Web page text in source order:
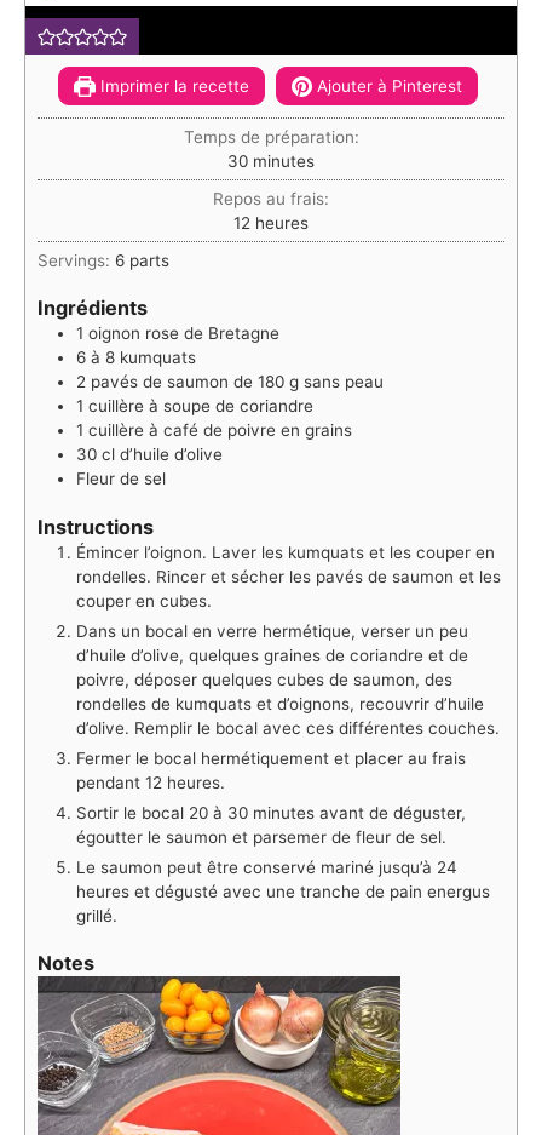
Imprimer la recette Ajouter à Pinterest
Temps de préparation:
30minutes
minutes
Repos au frais:
12 heures
heures
Servings: 6 parts
Ingrédients
1 oignon rose de Bretagne
6 à 8 kumquats
2 pavés de saumon de 180 g sans peau
1 cuillère à soupe de coriandre
1 cuillère à café de poivre en grains
30 cl d’huile d’olive
Fleur de sel
Instructions
Émincer l’oignon. Laver les kumquats et les couper en
rondelles. Rincer et sécher les pavés de saumon et les
couper en cubes.
Dans un bocal en verre hermétique, verser un peu
d’huile d’olive, quelques graines de coriandre et de
poivre, déposer quelques cubes de saumon, des
rondelles de kumquats et d’oignons, recouvrir d’huile
d’olive. Remplir le bocal avec ces différentes couches.
Fermer le bocal hermétiquement et placer au frais
pendant 12 heures.
Sortir le bocal 20 à 30 minutes avant de déguster,
égoutter le saumon et parsemer de fleur de sel.
Le saumon peut être conservé mariné jusqu’à 24
heures et dégusté avec une tranche de pain energus
grillé.
Notes